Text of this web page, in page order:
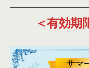
＜有効期